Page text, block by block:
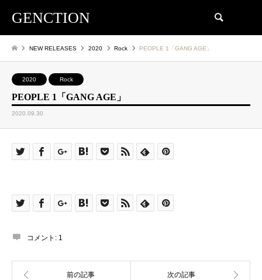
GENCTION
NEW RELEASES 2020 Rock PEOPLE 1「GANG AGE」
2020 Rock
PEOPLE 1「GANG AGE」
2020.09.30
コメント: 1